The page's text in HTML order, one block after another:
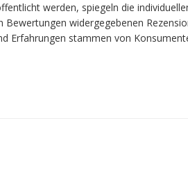
werden, spiegeln die
Bewertungen widergegebenen
Erfahrungen stammen von